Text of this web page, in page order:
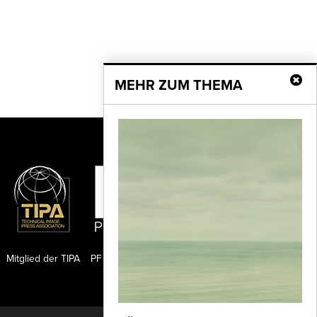
MEHR ZUM THEMA
PF Publishing GmbH
Mitglied der TIPA